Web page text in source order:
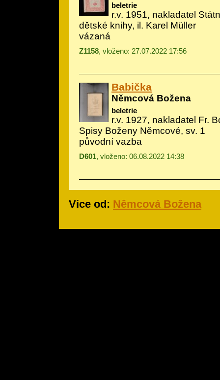
beletrie
r.v. 1951, nakladatel
dětské knihy, il. Karel Müller
vázaná
Z1158, vloženo: 27.07.2022 17:56
Babička
Němcová Božena
beletrie
r.v. 1927, nakladatel Fr.
Spisy Boženy Němcové, sv. 1
původní vazba
D601, vloženo: 06.08.2022 14:38
Vice od: Němcová Božena